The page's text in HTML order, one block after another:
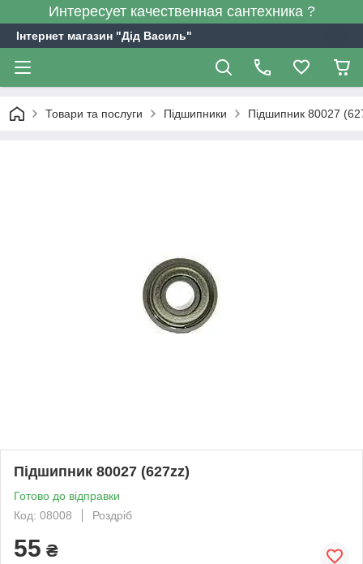
Интересует качественная сантехника ?
Інтернет магазин "Дід Василь"
Товари та послуги Підшипники Підшипник 80027
Підшипник 80027 (627zz)
Готово до відправки
Код: 08008
Роздріб
55 ₴